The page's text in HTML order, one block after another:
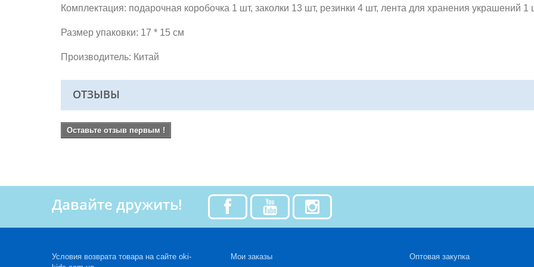
Комплектация: подарочная коробочка 1 шт, заколки 13 шт, резинки 4 шт, лента для хранения украшений 1
Размер упаковки: 17 * 15 см
Производитель: Китай
ОТЗЫВЫ
Оставьте отзыв первым !
Давайте дружить!
Условия возврата товара на сайте oki-
Мои заказы Оптовая закупка